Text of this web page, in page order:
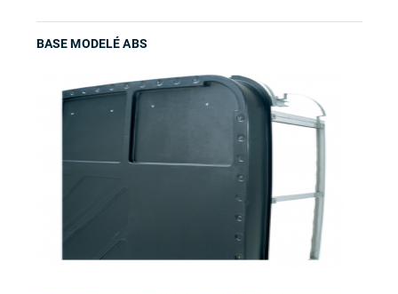
BASE MODELÉ ABS